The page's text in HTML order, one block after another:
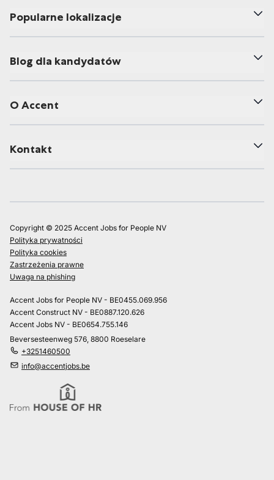
Popularne lokalizacje
Blog dla kandydatów
O Accent
Kontakt
Copyright © 2025 Accent Jobs for People NV
Polityka prywatności
Polityka cookies
Zastrzeżenia prawne
Uwaga na phishing
Accent Jobs for People NV - BE0455.069.956
Accent Construct NV - BE0887.120.626
Accent Jobs NV - BE0654.755.146
Beversesteenweg 576, 8800 Roeselare
+3251460500
info@accentjobs.be